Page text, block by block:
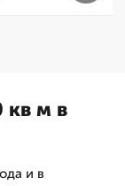
кв м в
и в